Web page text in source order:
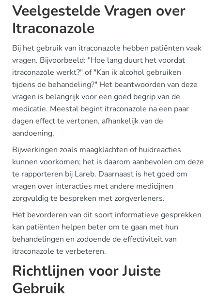
Veelgestelde Vragen over
Itraconazole
Bij het gebruik van itraconazole hebben patiënten vaak
vragen. Bijvoorbeeld: "Hoe lang duurt het voordat
itraconazole werkt?" of "Kan ik alcohol gebruiken
tijdens de behandeling?" Het beantwoorden van deze
vragen is belangrijk voor een goed begrip van de
medicatie. Meestal begint itraconazole na een paar
dagen effect te vertonen, afhankelijk van de
aandoening.
Bijwerkingen zoals maagklachten of huidreacties
kunnen voorkomen; het is daarom aanbevolen om deze
te rapporteren bij Lareb. Daarnaast is het goed om
vragen over interacties met andere medicijnen
zorgvuldig te bespreken met zorgverleners.
Het bevorderen van dit soort informatieve gesprekken
kan patiënten helpen beter om te gaan met hun
behandelingen en zodoende de effectiviteit van
itraconazole te verbeteren.
Richtlijnen voor Juiste
Gebruik